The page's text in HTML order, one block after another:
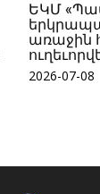
ԵԿՄ
առաջին
2026-07-08